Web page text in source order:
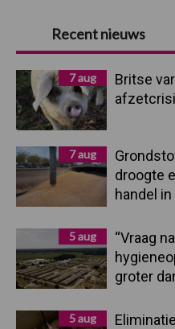
Primaire
Sidebar
Recent nieuws
7 aug
Britse
7 aug
droogte
handel
5 aug
“Vraag
groter
5 aug